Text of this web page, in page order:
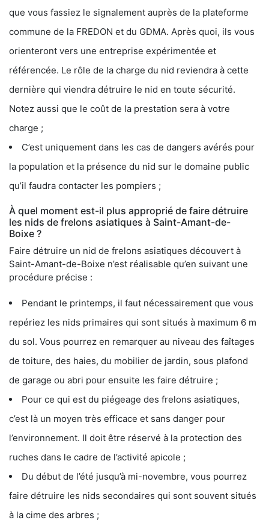
que vous fassiez le signalement auprès de la plateforme
commune de la FREDON et du GDMA. Après quoi, ils vous
orienteront vers une entreprise expérimentée et
référencée. Le rôle de la charge du nid reviendra à cette
dernière qui viendra détruire le nid en toute sécurité.
Notez aussi que le coût de la prestation sera à votre
charge ;
C’est uniquement dans les cas de dangers avérés pour
la population et la présence du nid sur le domaine public
qu’il faudra contacter les pompiers ;
À quel moment est-il plus approprié de faire détruire
les nids de frelons asiatiques à Saint-Amant-de-
Boixe ?
Faire détruire un nid de frelons asiatiques découvert à
Saint-Amant-de-Boixe n’est réalisable qu’en suivant une
procédure précise :
Pendant le printemps, il faut nécessairement que vous
repériez les nids primaires qui sont situés à maximum 6 m
du sol. Vous pourrez en remarquer au niveau des faîtages
de toiture, des haies, du mobilier de jardin, sous plafond
de garage ou abri pour ensuite les faire détruire ;
Pour ce qui est du piégeage des frelons asiatiques,
c’est là un moyen très efficace et sans danger pour
l’environnement. Il doit être réservé à la protection des
ruches dans le cadre de l’activité apicole ;
Du début de l’été jusqu’à mi-novembre, vous pourrez
faire détruire les nids secondaires qui sont souvent situés
à la cime des arbres ;